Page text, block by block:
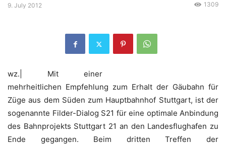
9. July 2012 1309
wz.| Mit einer
mehrheitlichen Empfehlung zum Erhalt der Gäubahn für
Züge aus dem Süden zum Hauptbahnhof Stuttgart, ist der
sogenannte Filder-Dialog S21 für eine optimale Anbindung
des Bahnprojekts Stuttgart 21 an den Landesflughafen zu
Ende gegangen. Beim dritten Treffen der